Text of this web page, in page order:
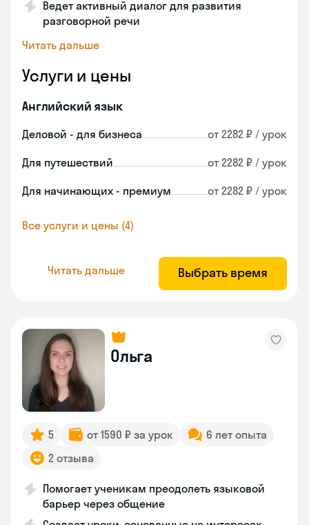
Ведет активный диалог для развития
разговорной речи
Читать дальше
Услуги и цены
Английский язык
Деловой - для бизнеса от 2282 ₽ / урок
Для путешествий от 2282 ₽ / урок
Для начинающих - премиум от 2282 ₽ / урок
Все услуги и цены (4)
Читать дальше Выбрать время
Ольга
5 от 1590 ₽ за урок
6 лет опыта
2 отзыва
Помогает ученикам преодолеть языковой
барьер через общение